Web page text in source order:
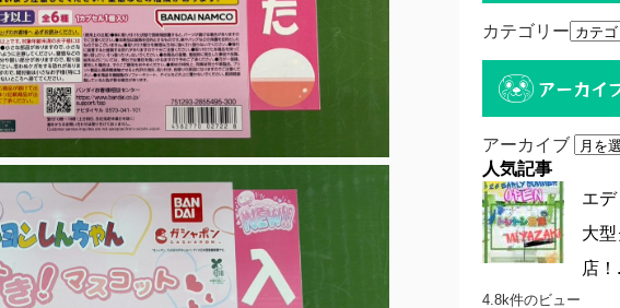
カテゴリー
アーカイ
アーカイブ
人気記事
エ
大
店！
4.8k件のビュー